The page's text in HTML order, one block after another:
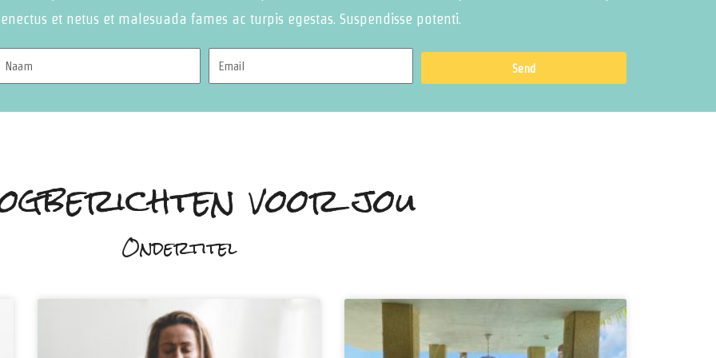
et netus et malesuada fames ac turpis egestas. Suspendisse potenti.
Send
voor jou
Ondertitel